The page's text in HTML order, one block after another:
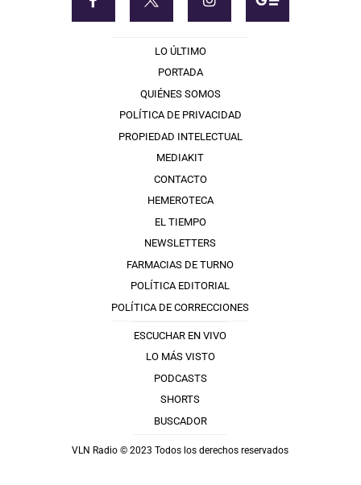
LO ÚLTIMO
PORTADA
QUIÉNES SOMOS
POLÍTICA DE PRIVACIDAD
PROPIEDAD INTELECTUAL
MEDIAKIT
CONTACTO
HEMEROTECA
EL TIEMPO
NEWSLETTERS
FARMACIAS DE TURNO
POLÍTICA EDITORIAL
POLÍTICA DE CORRECCIONES
ESCUCHAR EN VIVO
LO MÁS VISTO
PODCASTS
SHORTS
BUSCADOR
VLN Radio © 2023 Todos los derechos reservados